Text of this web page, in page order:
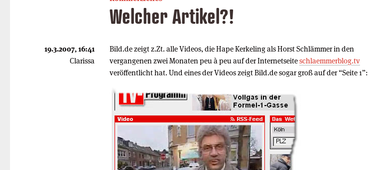
Welcher Artikel?!
Bild.de zeigt z.Zt. alle Videos, die Hape Kerkeling als Horst Schlämmer in den
vergangenen zwei Monaten peu à peu auf der Internetseiteschlaemmerblog.tv
veröffentlicht hat. Und eines der Videos zeigt Bild.de sogar groß auf der “Seite 1”:
19.3.2007, 16:41
Clarissa